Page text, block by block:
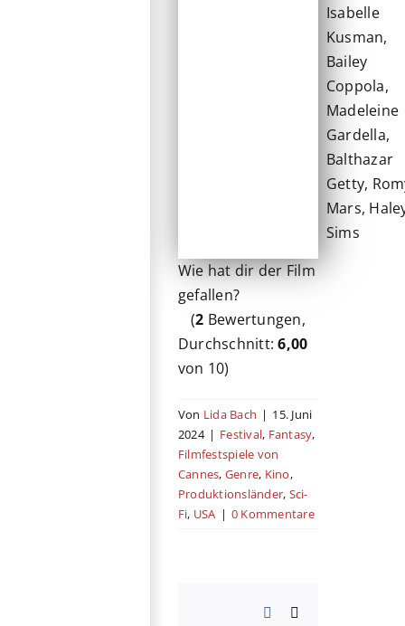
Isabelle
Kusman,
Bailey
Coppola,
Madeleine
Gardella,
Balthazar
Getty,
Mars,
Sims
Wie hat dir der Film
gefallen?
(2 Bewertungen,
Durchschnitt:6,00
von 10)
Von Lida Bach | 15. Juni
2024 | Festival, Fantasy,
Filmfestspiele von
Cannes, Genre, Kino,
Produktionsländer, Sci-
Fi, USA | 0 Kommentare
Facebook